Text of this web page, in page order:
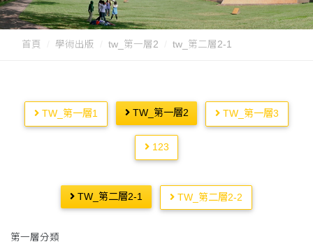
首頁 學術出版 tw_第一層2 tw_第二層2-1
TW_第一層1 TW_第一層2 TW_第一層3
123
TW_第二層2-1 TW_第二層2-2
第一層分類